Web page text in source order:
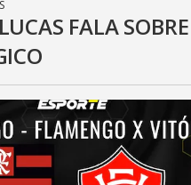
FALA SOBRE